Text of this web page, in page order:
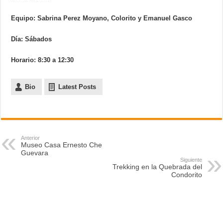
Equipo: Sabrina Perez Moyano, Colorito y Emanuel Gasco
Día: Sábados
Horario: 8:30 a 12:30
Bio Latest Posts
Anterior
Museo Casa Ernesto Che
Guevara
Siguiente
Trekking en la Quebrada del
Condorito